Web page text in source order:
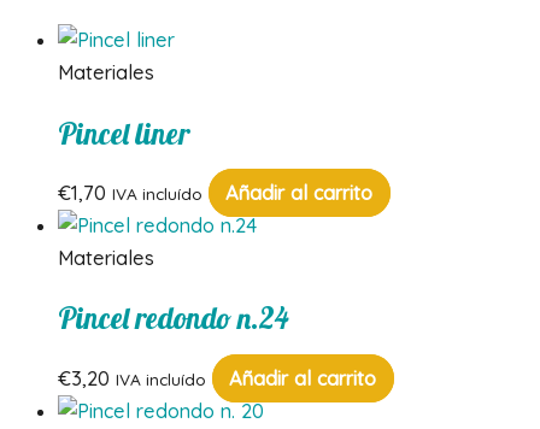
Materiales
Pincel liner
€1,70 IVA incluído Añadir al carrito
Materiales
Pincel redondo n.24
€3,20 IVA incluído Añadir al carrito